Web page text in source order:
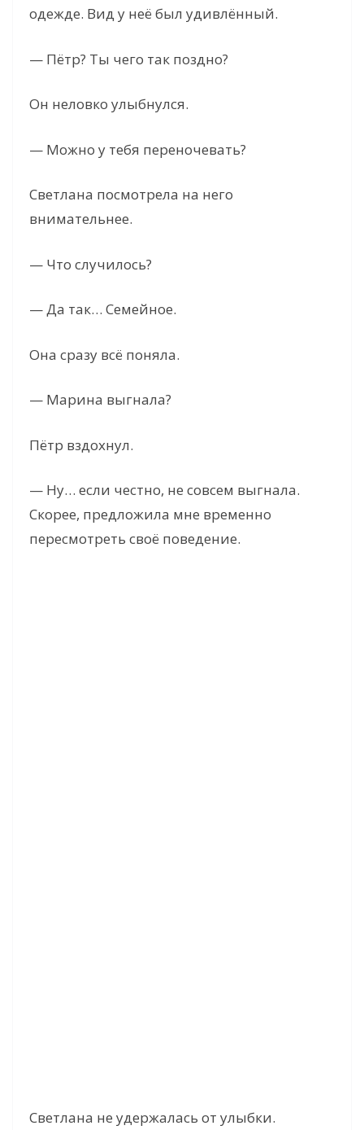
одежде. Вид у неё был удивлённый.
— Пётр? Ты чего так поздно?
Он неловко улыбнулся.
— Можно у тебя переночевать?
Светлана посмотрела на него
внимательнее.
— Что случилось?
— Да так… Семейное.
Она сразу всё поняла.
— Марина выгнала?
Пётр вздохнул.
— Ну… если честно, не совсем выгнала.
Скорее, предложила мне временно
пересмотреть своё поведение.
Светлана не удержалась от улыбки.